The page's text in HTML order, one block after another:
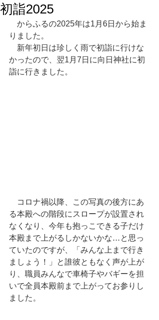
初詣2025
からふるの2025年は1月6日から始ま
りました。
新年初日は珍しく雨で初詣に行けな
かったので、翌1月7日に向日神社に初
詣に行きました。
コロナ禍以降、この写真の後方にあ
る本殿への階段にスロープが設置され
なくなり、今年も抱っこできる子だけ
本殿まで上がるしかないかな…と思っ
ていたのですが、「みんな上まで行き
ましょう！」と誰彼ともなく声が上が
り、職員みんなで車椅子やバギーを担
いで全員本殿前まで上がってお参りし
ました。